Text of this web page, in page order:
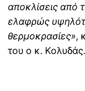
αποκλίσεις από
ελαφρώς
θερμοκρασίες»,
του ο κ. Κολυδάς.